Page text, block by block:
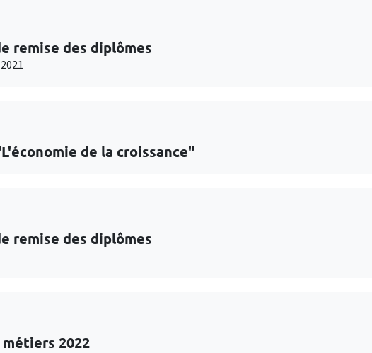
remise des diplômes
de la croissance"
remise des diplômes
2022